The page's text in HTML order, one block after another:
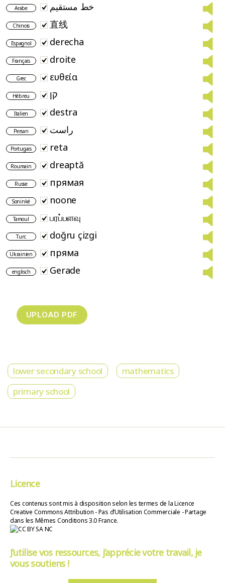
Arabe خط مستقيم
Chinois 直线
Espagnol derecha
Français droite
Grec ευθεία
Hébreu קן
Italien destra
Persan راست
Portugais reta
Roumain dreaptă
Russe прямая
Soninké noone
Tamoul பரப்பளவு
Turc doğru çizgi
Ukrainien пряма
englisch Gerade
lower secondary school
mathematics
primary school
Licence
Ces contenus sont mis à disposition selon les termes de la Licence
Creative Commons Attribution - Pas d’Utilisation Commerciale - Partage
dans les Mêmes Conditions 3.0 France.
J’utilise vos ressources, j’apprécie votre travail, je
vous soutiens !